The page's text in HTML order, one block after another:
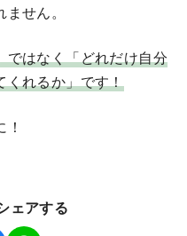
せん。
ではなく「どれだけ自分
くれるか」です！
ェアする